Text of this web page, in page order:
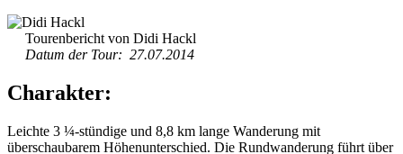
Tourenbericht von Didi Hackl
Datum der Tour: 27.07.2014
Charakter:
Leichte 3 ¼-stündige und 8,8 km lange Wanderung mit
überschaubarem Höhenunterschied. Die Rundwanderung führt über